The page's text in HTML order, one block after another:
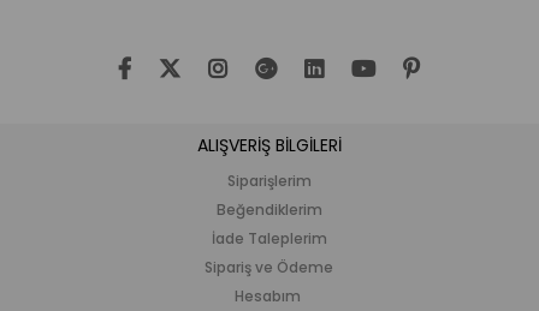
ALIŞVERİŞ BİLGİLERİ
Siparişlerim
Beğendiklerim
İade Taleplerim
Sipariş ve Ödeme
Hesabım